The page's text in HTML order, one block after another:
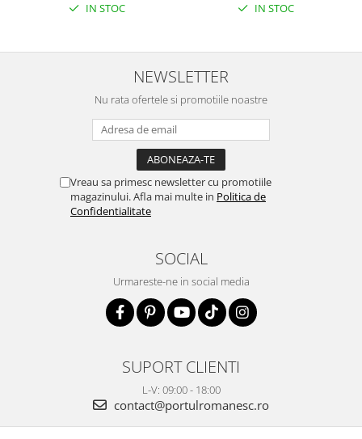
IN STOC IN STOC
NEWSLETTER
Nu rata ofertele si promotiile noastre
Vreau sa primesc newsletter cu promotiile
magazinului. Afla mai multe in Politica de
Confidentialitate
SOCIAL
Urmareste-ne in social media
SUPORT CLIENTI
L-V: 09:00 - 18:00
contact@portulromanesc.ro